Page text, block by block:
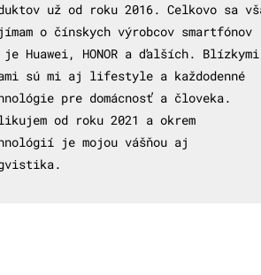
už od roku 2016. Celkovo sa
o čínskych výrobcov smartfónov
je Huawei, HONOR a ďalších. Blízkymi
sú mi aj lifestyle a každodenné
pre domácnosť a človeka.
od roku 2021 a okrem
je mojou vášňou aj